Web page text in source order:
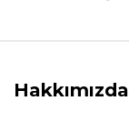
Hakkımızda